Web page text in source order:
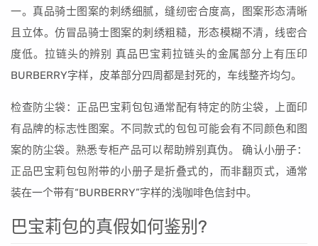
一。真品骑士图案的刺绣细腻，缝纫密合度高，图案形态清晰
且立体。仿冒品骑士图案的刺绣粗糙，形态模糊不清，线密合
度低。拉链头的辨别 真品巴宝莉拉链头的金属部分上有压印
BURBERRY字样，皮革部分四周都是封死的，车线整齐均匀。
检查防尘袋：正品巴宝莉包包通常配有特定的防尘袋，上面印
有品牌的标志性图案。不同款式的包包可能会有不同颜色和图
案的防尘袋。熟悉专柜产品可以帮助辨别真伪。 确认小册子：
正品巴宝莉包包附带的小册子是折叠式的，而非翻页式，通常
装在一个带有“BURBERRY”字样的浅咖啡色信封中。
巴宝莉包的真假如何鉴别?